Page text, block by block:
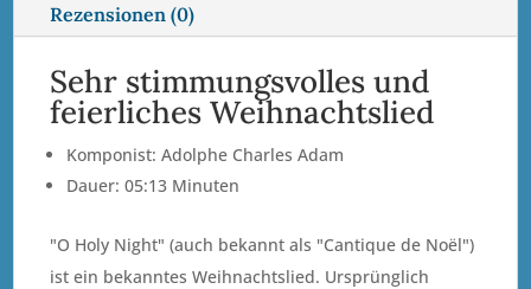
Rezensionen (0)
Sehr stimmungsvolles und
feierliches Weihnachtslied
Komponist: Adolphe Charles Adam
Dauer: 05:13 Minuten
"O Holy Night" (auch bekannt als "Cantique de Noël")
ist ein bekanntes Weihnachtslied. Ursprünglich